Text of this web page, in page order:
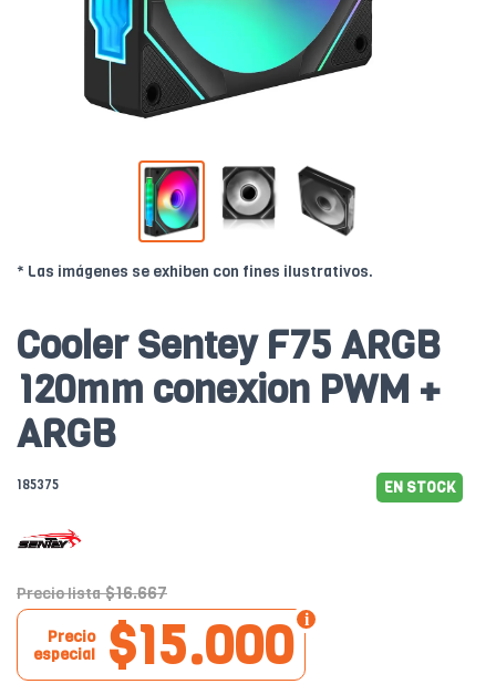
* Las imágenes se exhiben con fines ilustrativos.
Cooler Sentey F75 ARGB
120mm conexion PWM +
ARGB
185375 EN STOCK
Precio lista $16.667
$15.000
Precio
especial